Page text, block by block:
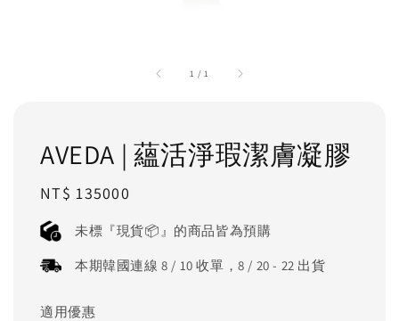
1 / 1
AVEDA | 蘊活淨瑕潔膚凝膠
Regular
price
NT$ 135000
未標『現貨📦』的商品皆為預購
本期韓國連線 8 / 10 收單，8 / 20 - 22 出貨
適用優惠